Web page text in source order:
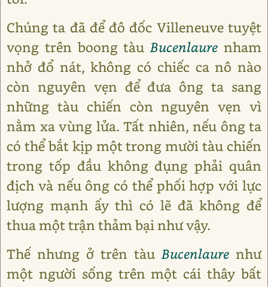
Chúng ta đã để đô đốc Villeneuve tuyệt
vọng trên boong tàuBucenlaure nham
nhở đổ nát, không có chiếc ca nô nào
còn nguyên vẹn để đưa ông ta sang
những tàu chiến còn nguyên vẹn vì
nằm xa vùng lửa. Tất nhiên, nếu ông ta
có thể bắt kịp một trong mười tàu chiến
trong tốp đầu không đụng phải quân
địch và nếu ông có thể phối hợp với lực
lượng mạnh ấy thì có lẽ đã không để
thua một trận thảm bại như vậy.
Thế nhưng ở trên tàuBucenlaure như
một người sống trên một cái thây bất